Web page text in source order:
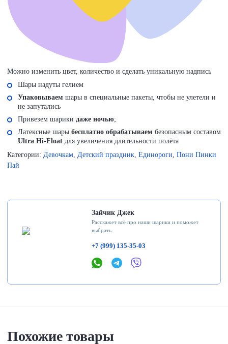
Можно изменить цвет, количество и сделать уникальную надпись
Шары надуты гелием
Упаковываем шары в специальные пакеты, чтобы не улетели и
не запутались
Привезем шарики даже ночью;
Латексные шары бесплатно обрабатываем безопасным составом
Ultra Hi-Float для увеличения длительности полёта
Категории: Девочкам Детский праздник Единороги Пони Пинки
Пай
Зайчик Джек
Расскажет всё про наши шарики и поможет
выбрать
+7 (999) 135-35-03
Похожие товары